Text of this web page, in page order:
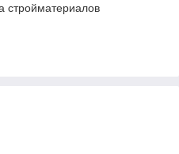
стройматериалов